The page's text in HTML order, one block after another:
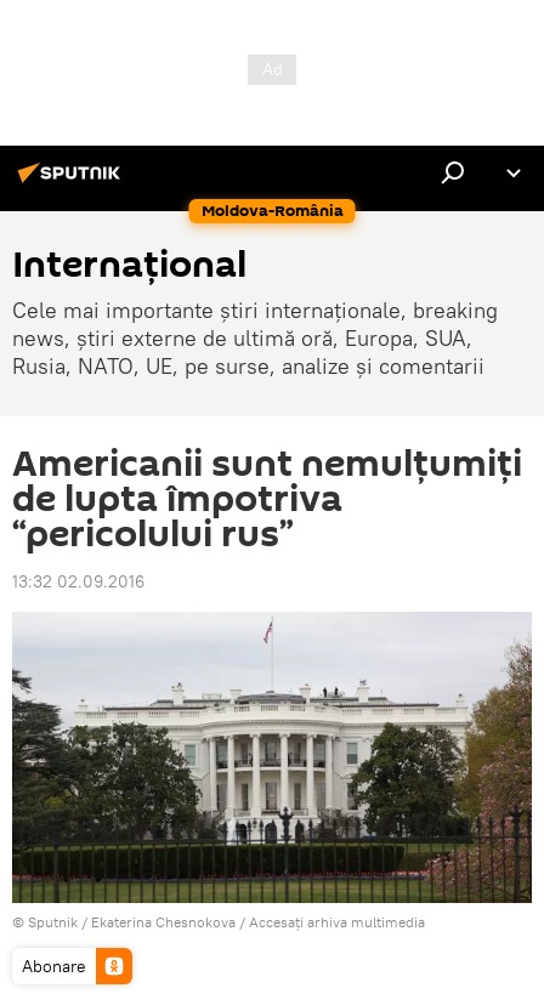
Moldova-România
Internaţional
Cele mai importante știri internaționale, breaking
news, știri externe de ultimă oră, Europa, SUA,
Rusia, NATO, UE, pe surse, analize și comentarii
Americanii sunt nemulțumiți
de lupta împotriva
“pericolului rus”
13:32 02.09.2016
© Sputnik / Ekaterina Chesnokova / Accesați arhiva multimedia
Abonare